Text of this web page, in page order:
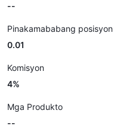
--
Pinakamababang posisyon
0.01
Komisyon
4%
Mga Produkto
--